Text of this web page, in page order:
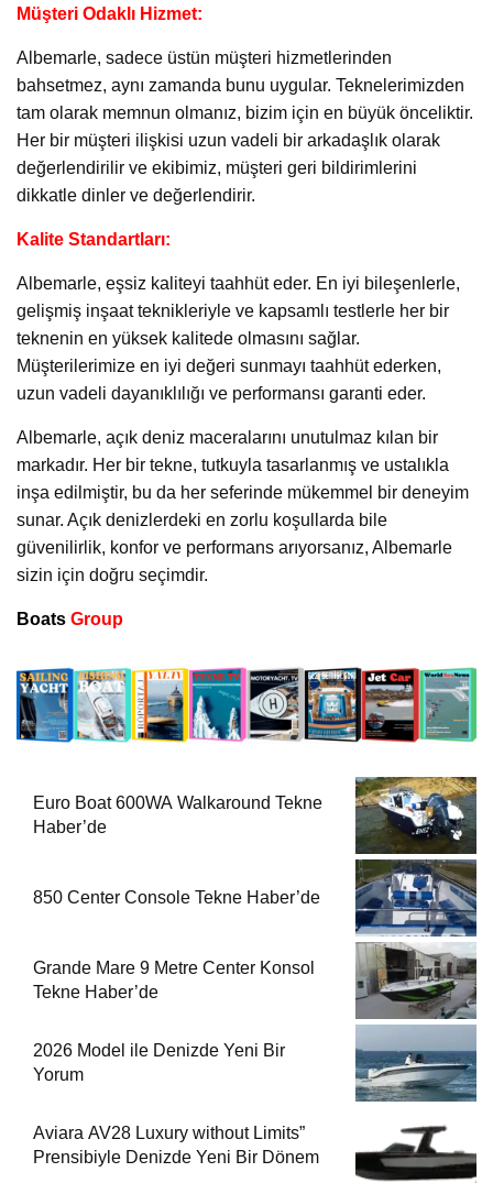
Müşteri Odaklı Hizmet:
Albemarle, sadece üstün müşteri hizmetlerinden
bahsetmez, aynı zamanda bunu uygular. Teknelerimizden
tam olarak memnun olmanız, bizim için en büyük önceliktir.
Her bir müşteri ilişkisi uzun vadeli bir arkadaşlık olarak
değerlendirilir ve ekibimiz, müşteri geri bildirimlerini
dikkatle dinler ve değerlendirir.
Kalite Standartları:
Albemarle, eşsiz kaliteyi taahhüt eder. En iyi bileşenlerle,
gelişmiş inşaat teknikleriyle ve kapsamlı testlerle her bir
teknenin en yüksek kalitede olmasını sağlar.
Müşterilerimize en iyi değeri sunmayı taahhüt ederken,
uzun vadeli dayanıklılığı ve performansı garanti eder.
Albemarle, açık deniz maceralarını unutulmaz kılan bir
markadır. Her bir tekne, tutkuyla tasarlanmış ve ustalıkla
inşa edilmiştir, bu da her seferinde mükemmel bir deneyim
sunar. Açık denizlerdeki en zorlu koşullarda bile
güvenilirlik, konfor ve performans arıyorsanız, Albemarle
sizin için doğru seçimdir.
Boats Group
Euro Boat 600WA Walkaround Tekne
Haber’de
850 Center Console Tekne Haber’de
Grande Mare 9 Metre Center Konsol
Tekne Haber’de
2026 Model ile Denizde Yeni Bir
Yorum
Aviara AV28 Luxury without Limits”
Prensibiyle Denizde Yeni Bir Dönem